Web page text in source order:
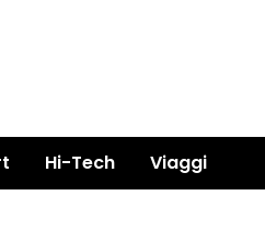
Hi-Tech Viaggi